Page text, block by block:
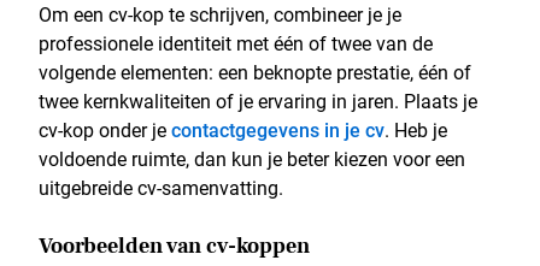
Om een cv-kop te schrijven, combineer je je
professionele identiteit met één of twee van de
volgende elementen: een beknopte prestatie, één of
twee kernkwaliteiten of je ervaring in jaren. Plaats je
cv-kop onder jecontactgegevens in je cv. Heb je
voldoende ruimte, dan kun je beter kiezen voor een
uitgebreide cv-samenvatting.
Voorbeelden van cv-koppen